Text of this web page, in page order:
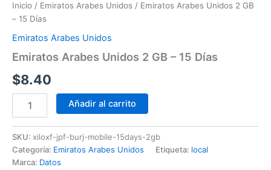
Inicio / Emiratos Arabes Unidos / Emiratos Arabes Unidos 2 GB
– 15 Días
Emiratos Arabes Unidos
Emiratos Arabes Unidos 2 GB – 15 Días
$8.40
2
GB
-
15
Días
Añadir al carrito
SKU: xiloxf-jpf-burj-mobile-15days-2gb
Categoría: Emiratos Arabes Unidos Etiqueta: local
Marca: Datos